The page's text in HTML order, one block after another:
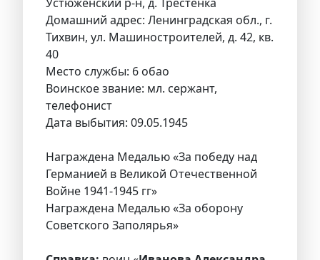
Домашний адрес: Ленинградская обл., г.
Тихвин, ул. Машиностроителей, д. 42, кв.
40
Место службы: 6 обао
Воинское звание: мл. сержант,
телефонист
Дата выбытия: 09.05.1945
Награждена Медалью «За победу над
Германией в Великой Отечественной
Войне 1941-1945 гг»
Награждена Медалью «За оборону
Советского Заполярья»